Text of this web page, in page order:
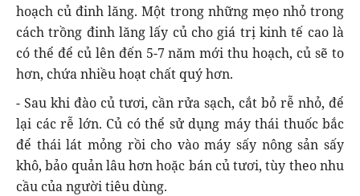
hoạch củ đinh lăng. Một trong những mẹo nhỏ trong
cách trồng đinh lăng lấy củ cho giá trị kinh tế cao là
có thể để củ lên đến 5-7 năm mới thu hoạch, củ sẽ to
hơn, chứa nhiều hoạt chất quý hơn.
- Sau khi đào củ tươi, cần rửa sạch, cắt bỏ rễ nhỏ, để
lại các rễ lớn. Củ có thể sử dụng máy thái thuốc bắc
để thái lát mỏng rồi cho vào máy sấy nông sản sấy
khô, bảo quản lâu hơn hoặc bán củ tươi, tùy theo nhu
cầu của người tiêu dùng.